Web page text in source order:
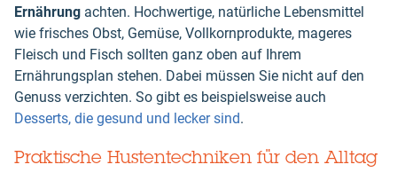
Ernährung achten. Hochwertige, natürliche Lebensmittel
wie frisches Obst, Gemüse, Vollkornprodukte, mageres
Fleisch und Fisch sollten ganz oben auf Ihrem
Ernährungsplan stehen. Dabei müssen Sie nicht auf den
Genuss verzichten. So gibt es beispielsweise auch
Desserts, die gesund und lecker sind.
Praktische Hustentechniken für den Alltag